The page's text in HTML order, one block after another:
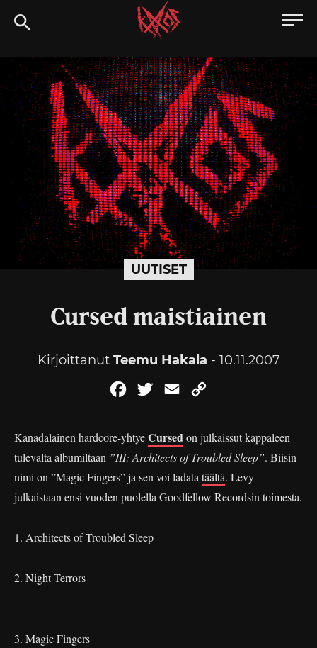
Siirry
suoraan
Kaaoszine
UUTISET
Cursed maistiainen
Kirjoittanut Teemu Hakala - 10.11.2007
FacebookTwitterEmail
Kanadalainen hardcore-yhtyeCursedon julkaissut kappaleen
tulevalta albumiltaan ”III: Architects of Troubled Sleep”. Biisin
nimi on ”Magic Fingers” ja sen voi ladata täältä. Levy
julkaistaan ensi vuoden puolella Goodfellow Recordsin toimesta.
1. Architects of Troubled Sleep
2. Night Terrors
3. Magic Fingers